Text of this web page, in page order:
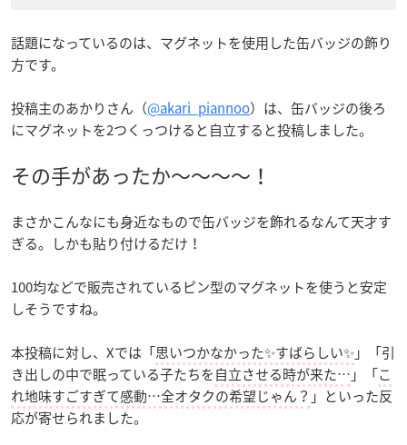
話題になっているのは、マグネットを使用した缶バッジの飾り
方です。
投稿主のあかりさん（@akari_piannoo）は、缶バッジの後ろ
にマグネットを2つくっつけると自立すると投稿しました。
その手があったか～～～～！
まさかこんなにも身近なもので缶バッジを飾れるなんて天才す
ぎる。しかも貼り付けるだけ！
100均などで販売されているピン型のマグネットを使うと安定
しそうですね。
本投稿に対し、Xでは「思いつかなかった✨すばらしい✨」「引
き出しの中で眠っている子たちを自立させる時が来た… 」「こ
れ地味すごすぎて感動…全オタクの希望じゃん？ 」といった反
応が寄せられました。